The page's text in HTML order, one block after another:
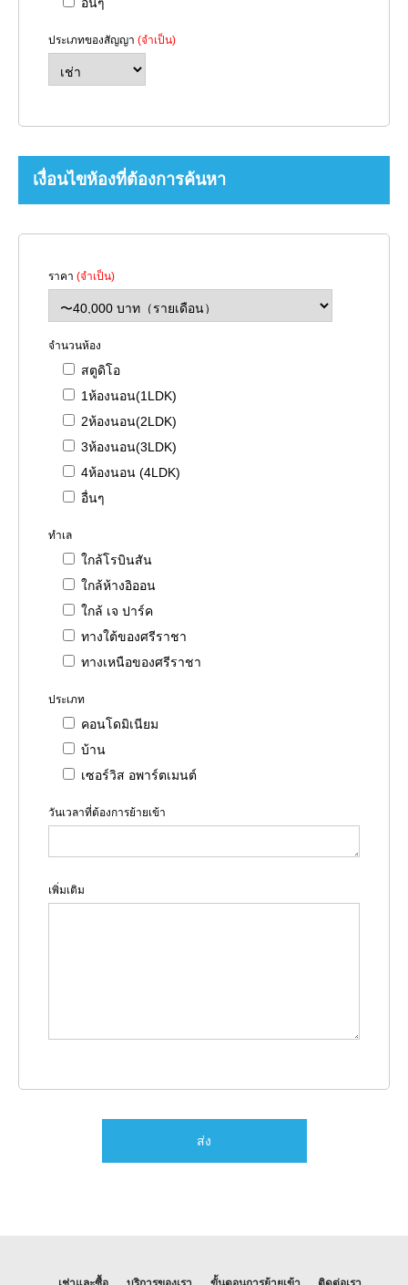
อื่นๆ
ประเภทของสัญญา (จำเป็น)
เงื่อนไขห้องที่ต้องการค้นหา
ราคา (จำเป็น)
จำนวนห้อง
สตูดิโอ
1ห้องนอน(1LDK)
2ห้องนอน(2LDK)
3ห้องนอน(3LDK)
4ห้องนอน (4LDK)
อื่นๆ
ทำเล
ใกล้โรบินสัน
ใกล้ห้างอิออน
ใกล้ เจ ปาร์ค
ทางใต้ของศรีราชา
ทางเหนือของศรีราชา
ประเภท
คอนโดมิเนียม
บ้าน
เซอร์วิส อพาร์ตเมนต์
วันเวลาที่ต้องการย้ายเข้า
เพิ่มเติม